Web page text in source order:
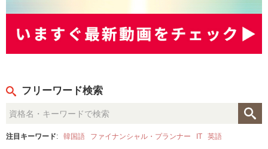
フリーワード検索
注目キーワード: 韓国語 ファイナンシャル・プランナー IT 英語